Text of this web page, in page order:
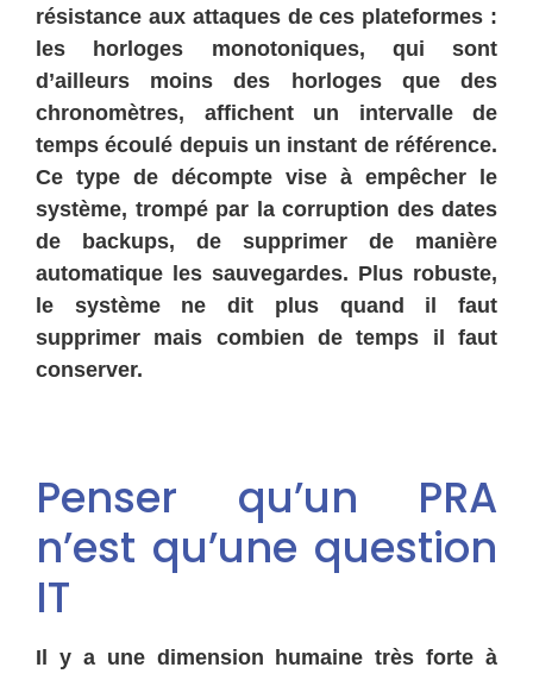
résistance aux attaques de ces plateformes :
les horloges monotoniques, qui sont
d’ailleurs moins des horloges que des
chronomètres, affichent un intervalle de
temps écoulé depuis un instant de référence.
Ce type de décompte vise à empêcher le
système, trompé par la corruption des dates
de backups, de supprimer de manière
automatique les sauvegardes. Plus robuste,
le système ne dit plus quand il faut
supprimer mais combien de temps il faut
conserver.
Penser qu’un PRA
n’est qu’une question
IT
Il y a une dimension humaine très forte à